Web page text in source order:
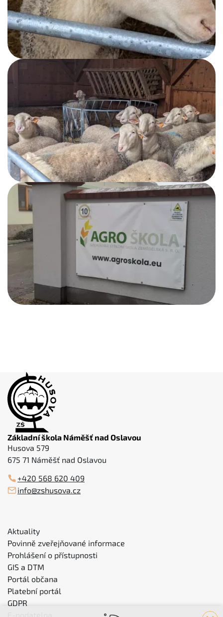
Základní škola Náměšť nad Oslavou
Husova 579
675 71 Náměšť nad Oslavou
+420 568 620 409
info@zshusova.cz
Aktuality
Povinně zveřejňované informace
Prohlášení o přístupnosti
GIS a DTM
Portál občana
Platební portál
GDPR